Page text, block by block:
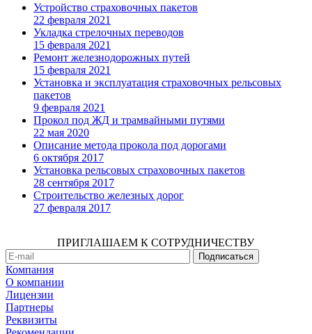
Устройство страховочных пакетов
22 февраля 2021
Укладка стрелочных переводов
15 февраля 2021
Ремонт железнодорожных путей
15 февраля 2021
Установка и эксплуатация страховочных рельсовых
пакетов
9 февраля 2021
Прокол под ЖД и трамвайными путями
22 мая 2020
Описание метода прокола под дорогами
6 октября 2017
Установка рельсовых страховочных пакетов
28 сентября 2017
Строительство железных дорог
27 февраля 2017
ПРИГЛАШАЕМ К СОТРУДНИЧЕСТВУ
Компания
О компании
Лицензии
Партнеры
Реквизиты